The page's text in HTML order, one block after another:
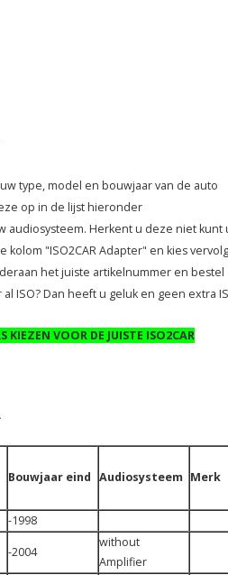
type, model en bouwjaar van de auto
op in de lijst hieronder
audiosysteem. Herkent u deze niet
kolom "ISO2CAR Adapter" en kies
het juiste artikelnummer en
al ISO? Dan heeft u geluk en geen extra
KIEZEN VOOR DE JUISTE ISO2CAR
Bouwjaar eind Audiosysteem Merk
-1998
-2004
without
Amplifier